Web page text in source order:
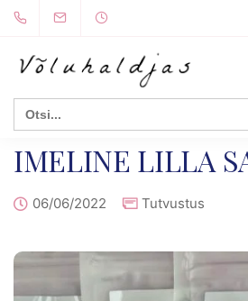
Search
for:
IMELINE LILLA
06/06/2022 Tutvustus